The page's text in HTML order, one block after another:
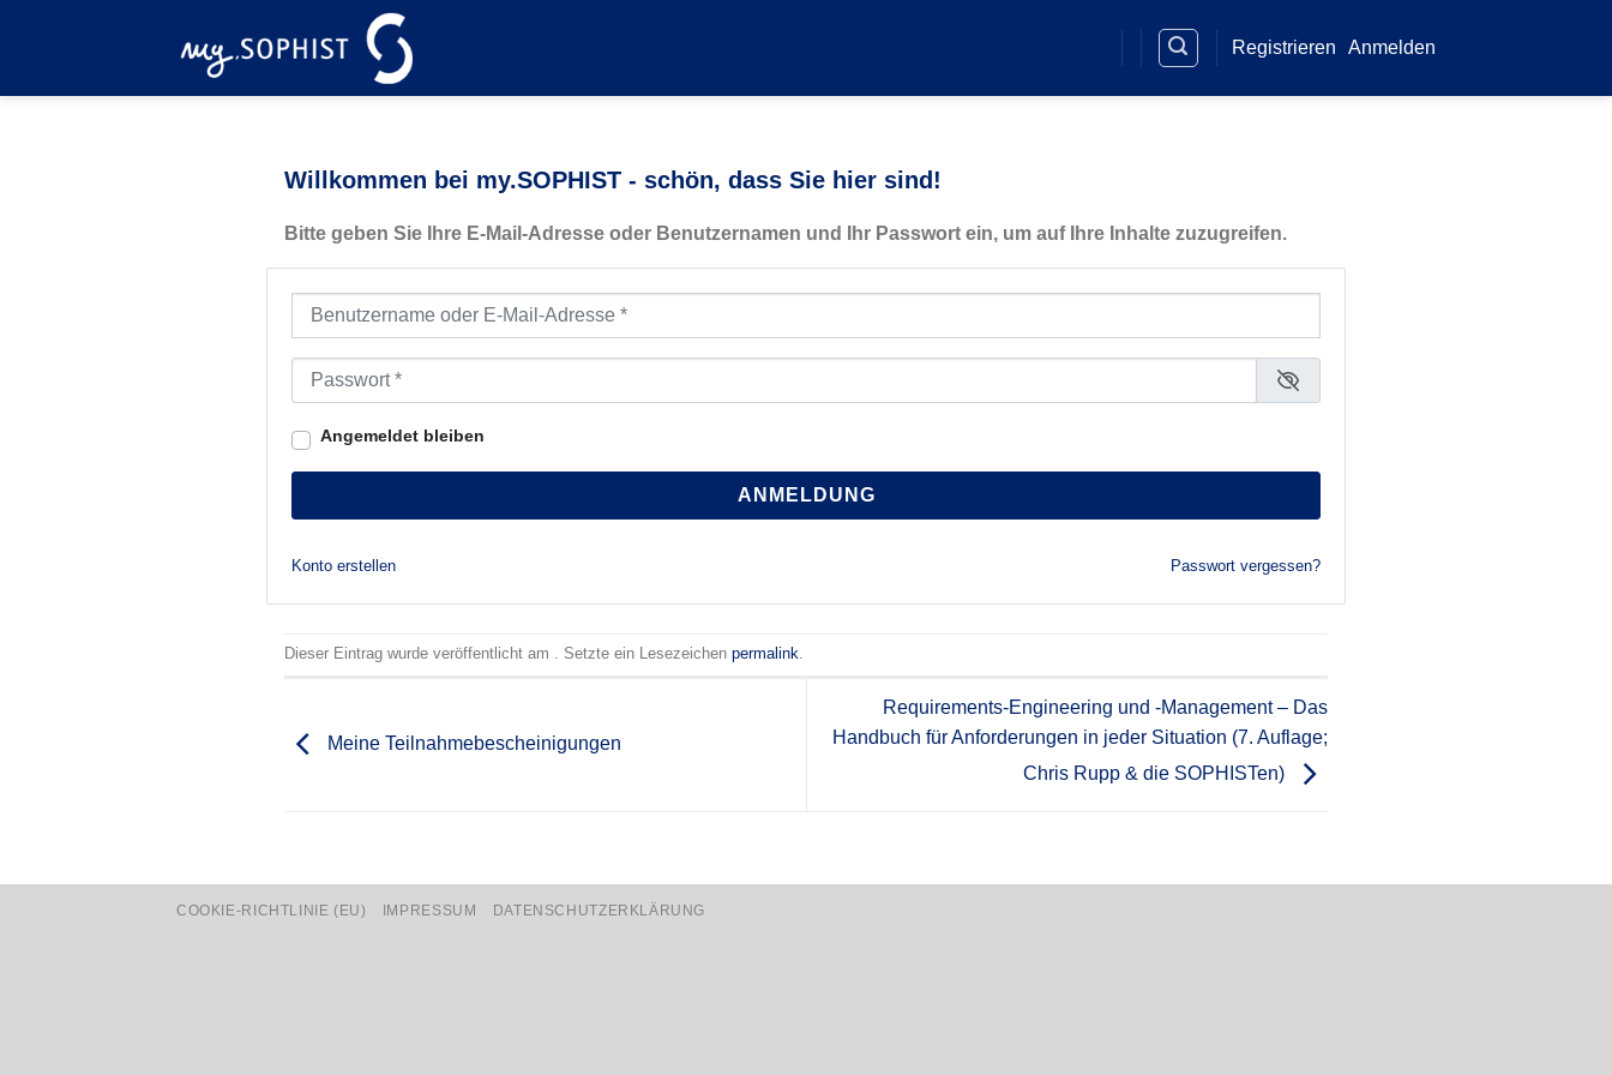
Registrieren Anmelden
Willkommen bei my.SOPHIST - schön, dass Sie hier sind!
Bitte geben Sie Ihre E-Mail-Adresse oder Benutzernamen und Ihr Passwort ein, um auf Ihre Inhalte zuzugreifen.
Benutzername oder E-Mail-Adresse
Passwort
Angemeldet bleiben
ANMELDUNG
Konto erstellen Passwort vergessen?
Dieser Eintrag wurde veröffentlicht am . Setzte ein Lesezeichen permalink.
Meine Teilnahmebescheinigungen
Requirements-Engineering und -Management – Das
Handbuch für Anforderungen in jeder Situation (7. Auflage;
Chris Rupp & die SOPHISTen)
COOKIE-RICHTLINIE (EU) IMPRESSUM DATENSCHUTZERKLÄRUNG